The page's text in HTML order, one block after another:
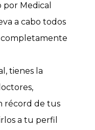
por Medical
a cabo todos
completamente
tienes la
récord de tus
a tu perfil